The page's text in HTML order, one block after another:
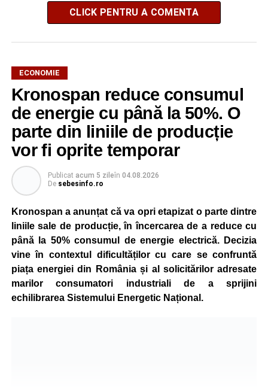
CLICK PENTRU A COMENTA
ECONOMIE
Kronospan reduce consumul
de energie cu până la 50%. O
parte din liniile de producție
vor fi oprite temporar
Publicat acum 5 zileîn 04.08.2026
De sebesinfo.ro
Kronospan a anunțat că va opri etapizat o parte dintre
liniile sale de producție, în încercarea de a reduce cu
până la 50% consumul de energie electrică. Decizia
vine în contextul dificultăților cu care se confruntă
piața energiei din România și al solicitărilor adresate
marilor consumatori industriali de a sprijini
echilibrarea Sistemului Energetic Național.